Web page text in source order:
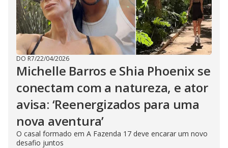
DO R7/22/04/2026
Michelle Barros e Shia Phoenix se
conectam com a natureza, e ator
avisa: ‘Reenergizados para uma
nova aventura’
O casal formado em A Fazenda 17 deve encarar um novo
desafio juntos